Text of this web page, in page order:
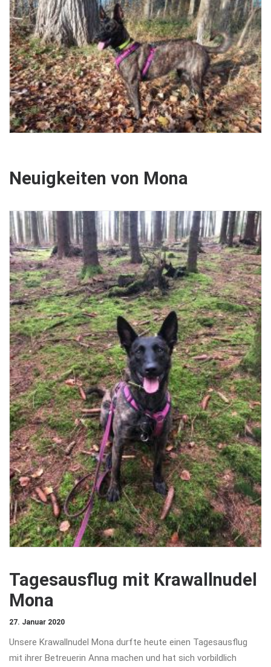
Neuigkeiten von Mona
Tagesausflug mit Krawallnudel
Mona
27. Januar 2020
Unsere Krawallnudel Mona durfte heute einen Tagesausflug
mit ihrer Betreuerin Anna machen und hat sich vorbildlich